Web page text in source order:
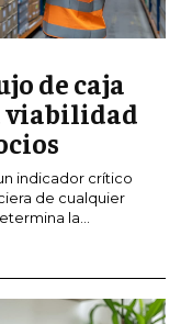
Y BUSINESS
Y SUCESIÓN
DE
de caja
viabilidad
indicador crítico
de cualquier
la...